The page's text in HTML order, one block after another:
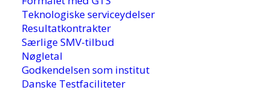
Teknologiske serviceydelser
Resultatkontrakter
Særlige SMV-tilbud
Nøgletal
Godkendelsen som institut
Danske Testfaciliteter
2. september 2019